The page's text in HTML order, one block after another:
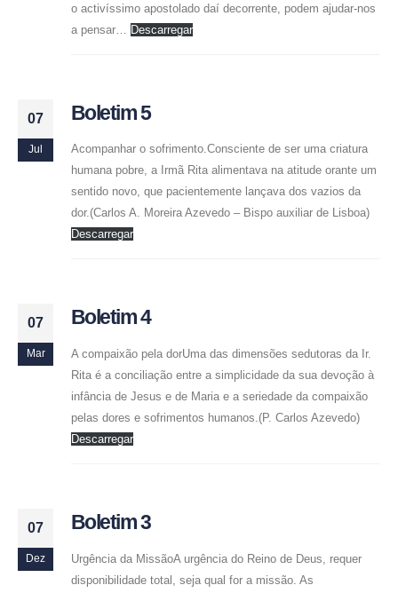
o activíssimo apostolado daí decorrente, podem ajudar-nos
a pensar… Descarregar
07
Jul
Boletim 5
Acompanhar o sofrimento.Consciente de ser uma criatura
humana pobre, a Irmã Rita alimentava na atitude orante um
sentido novo, que pacientemente lançava dos vazios da
dor.(Carlos A. Moreira Azevedo – Bispo auxiliar de Lisboa)
Descarregar
07
Mar
Boletim 4
A compaixão pela dorUma das dimensões sedutoras da Ir.
Rita é a conciliação entre a simplicidade da sua devoção à
infância de Jesus e de Maria e a seriedade da compaixão
pelas dores e sofrimentos humanos.(P. Carlos Azevedo)
Descarregar
07
Dez
Boletim 3
Urgência da MissãoA urgência do Reino de Deus, requer
disponibilidade total, seja qual for a missão. As